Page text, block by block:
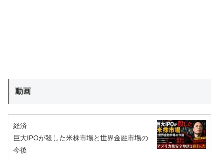
動画
経済
巨大IPOが殺した米株市場と世界金融市場の
今後